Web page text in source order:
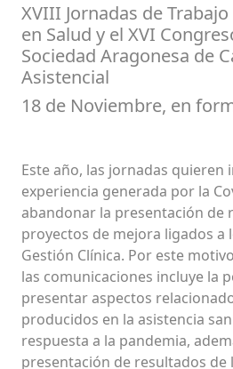
XVIII Jornadas de
en Salud y el XVI
Sociedad Aragonesa de
Asistencial
18 de Noviembre, en
Este año, las jornadas quieren
experiencia generada por la
abandonar la presentación de
proyectos de mejora ligados a
Gestión Clínica. Por este
las comunicaciones incluye la
presentar aspectos
producidos en la asistencia
respuesta a la pandemia,
presentación de resultados de